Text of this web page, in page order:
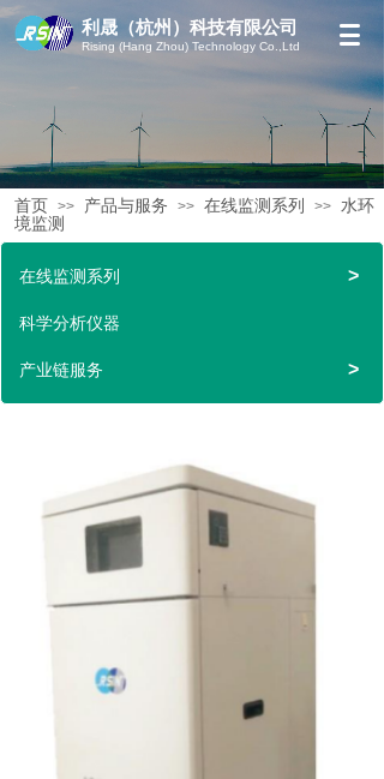
利晟（杭州）科技有限公司
Rising (Hang Zhou) Technology Co.,Ltd
首页 >> 产品与服务 >> 在线监测系列 >> 水环
境监测
在线监测系列 >
科学分析仪器
产业链服务 >